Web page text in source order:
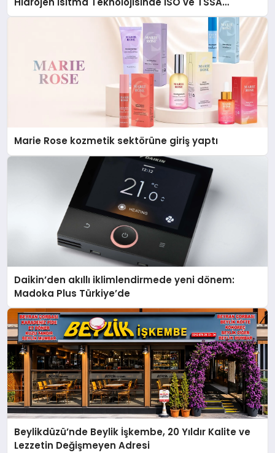
Düzenleyici Onaylarını Aldı
Marie Rose kozmetik sektörüne giriş yaptı
Daikin’den akıllı iklimlendirmede yeni dönem:
Madoka Plus Türkiye’de
Beylikdüzü’nde Beylik İşkembe, 20 Yıldır Kalite ve
Lezzetin Değişmeyen Adresi